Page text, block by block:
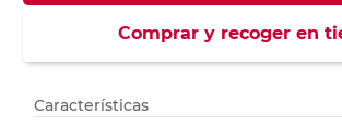
Comprar y recoger en
Características